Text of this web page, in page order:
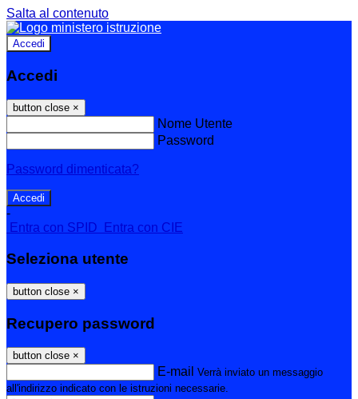
Salta al contenuto
Accedi
Accedi
button close ×
Nome Utente
Password
Password dimenticata?
-
Entra con SPID
Entra con CIE
Seleziona utente
button close ×
Recupero password
button close ×
E-mail Verrà inviato un messaggio
all'indirizzo indicato con le istruzioni necessarie.